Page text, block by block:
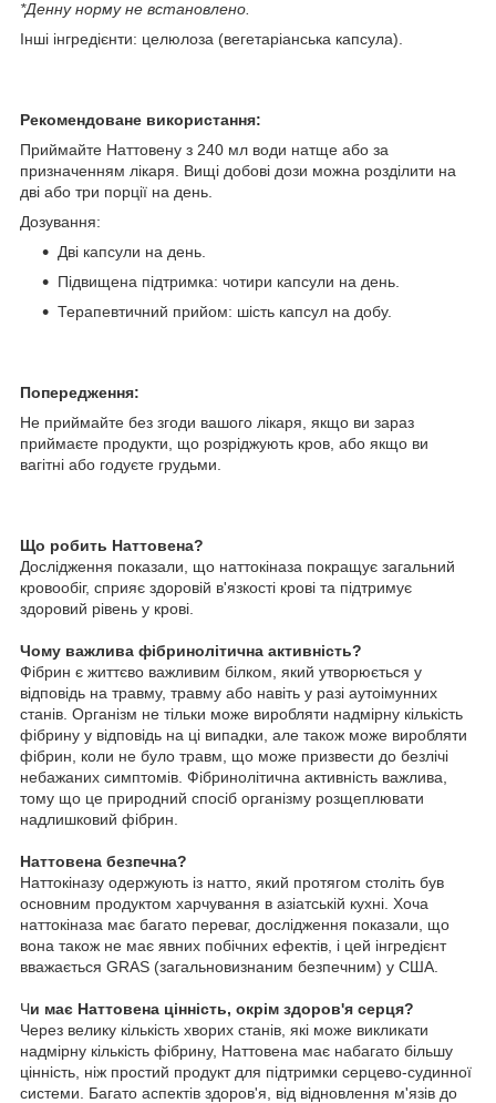
*Денну норму не встановлено.
Інші інгредієнти: целюлоза (вегетаріанська капсула).
Рекомендоване використання:
Приймайте Наттовену з 240 мл води натще або за
призначенням лікаря. Вищі добові дози можна розділити на
дві або три порції на день.
Дозування:
Дві капсули на день.
Підвищена підтримка: чотири капсули на день.
Терапевтичний прийом: шість капсул на добу.
Попередження:
Не приймайте без згоди вашого лікаря, якщо ви зараз
приймаєте продукти, що розріджують кров, або якщо ви
вагітні або годуєте грудьми.
Що робить Наттовена?
Дослідження показали, що наттокіназа покращує загальний
кровообіг, сприяє здоровій в'язкості крові та підтримує
здоровий рівень у крові.
Чому важлива фібринолітична активність?
Фібрин є життєво важливим білком, який утворюється у
відповідь на травму, травму або навіть у разі аутоімунних
станів. Організм не тільки може виробляти надмірну кількість
фібрину у відповідь на ці випадки, але також може виробляти
фібрин, коли не було травм, що може призвести до безлічі
небажаних симптомів. Фібринолітична активність важлива,
тому що це природний спосіб організму розщеплювати
надлишковий фібрин.
Наттовена безпечна?
Наттокіназу одержують із натто, який протягом століть був
основним продуктом харчування в азіатській кухні. Хоча
наттокіназа має багато переваг, дослідження показали, що
вона також не має явних побічних ефектів, і цей інгредієнт
вважається GRAS (загальновизнаним безпечним) у США.
Чи має Наттовена цінність, окрім здоров'я серця?
Через велику кількість хворих станів, які може викликати
надмірну кількість фібрину, Наттовена має набагато більшу
цінність, ніж простий продукт для підтримки серцево-судинної
системи. Багато аспектів здоров'я, від відновлення м'язів до